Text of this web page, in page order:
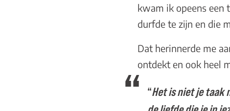
kwam ik opeens een
durfde te zijn en die
Dat herinnerde me
ontdekt en ook heel
“Het is niet je taak